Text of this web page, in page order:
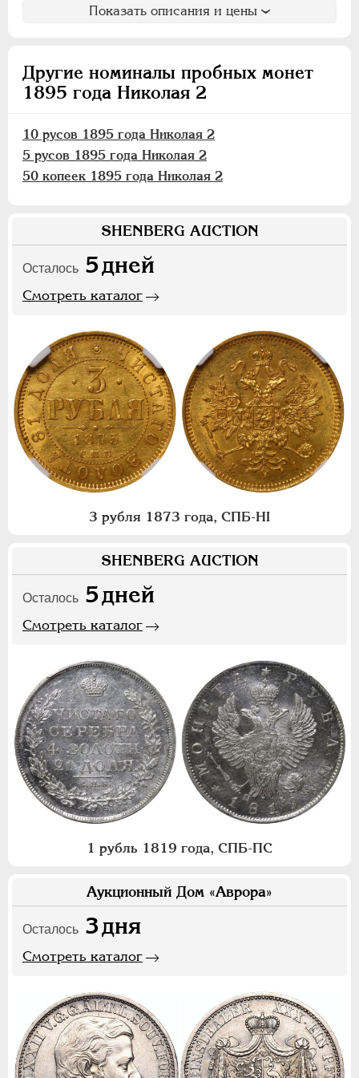
Показать описания и цены
Другие номиналы пробных монет
1895 года Николая 2
10 русов 1895 года Николая 2
5 русов 1895 года Николая 2
50 копеек 1895 года Николая 2
SHENBERG AUCTION
Осталось 5дней
Смотреть каталог
3 рубля 1873 года, СПБ-НI
SHENBERG AUCTION
Осталось 5дней
Смотреть каталог
1 рубль 1819 года, СПБ-ПС
Аукционный Дом «Аврора»
Осталось 3дня
Смотреть каталог
1 рубль
50 копеек
20 копеек
15 копеек
10 копеек
1 копейка
1/2 копейки
Памятные и донативные
Для Финляндии
ВРЕМЕННОЕ ПРАВ. 1917-1918
ИНОСТРАННЫЕ 1768-1918